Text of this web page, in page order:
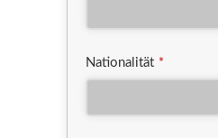
Nationalität *